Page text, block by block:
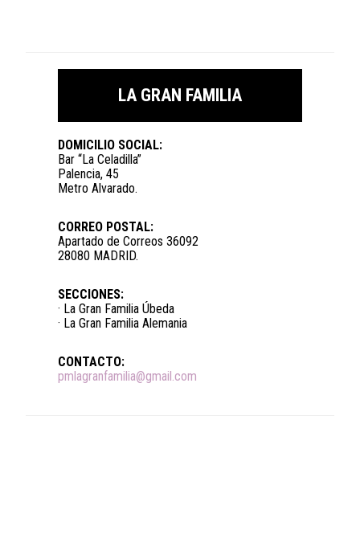
LA GRAN FAMILIA
DOMICILIO SOCIAL:
Bar “La Celadilla”
Palencia, 45
Metro Alvarado.
CORREO POSTAL:
Apartado de Correos 36092
28080 MADRID.
SECCIONES:
· La Gran Familia Úbeda
· La Gran Familia Alemania
CONTACTO:
pmlagranfamilia@gmail.com